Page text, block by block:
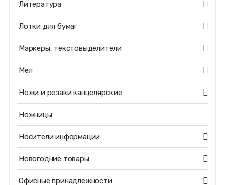
Литература
Лотки для бумаг
Маркеры, текстовыделители
Мел
Ножи и резаки канцелярские
Ножницы
Носители информации
Новогодние товары
Офисные принадлежности